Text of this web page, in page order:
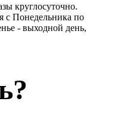
круглосуточно.
с Понедельника по
- выходной день,